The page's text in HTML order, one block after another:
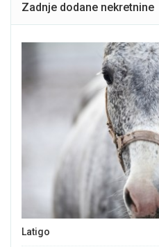
Zadnje dodane nekretnine
Latigo